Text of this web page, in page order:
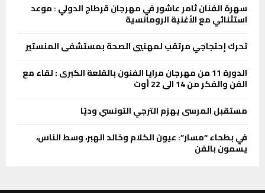
سهرة الفنان ثامر عاشور في مهرجان قرطاج الدولي : موعد
استثنائي مع الأغنية الرومانسية
تحرك إحتجاجي مرتقب لمهنيي الصحة بمستشفى المنستير
الدورة 11 من مهرجان مرايا الفنون بالقلعة الكبرى : لقاء مع
الفن والفكر من 14 الى 22 أوت
مستقبل المرسى يهزم الترجي التونسي وديًا
في بطحاء “مسار”: عيون الكلام وخالد الهبر، وسط الناس،
يسمون بالفن